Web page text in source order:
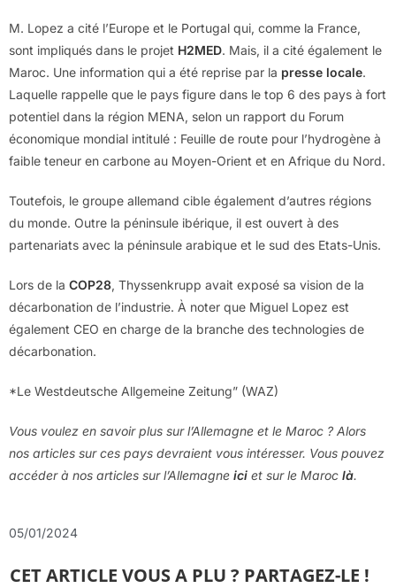
M. Lopez a cité l’Europe et le Portugal qui, comme la France,
sont impliqués dans le projet H2MED. Mais, il a cité également le
Maroc. Une information qui a été reprise par la presse locale.
Laquelle rappelle que le pays figure dans le top 6 des pays à fort
potentiel dans la région MENA, selon un rapport du Forum
économique mondial intitulé : Feuille de route pour l’hydrogène à
faible teneur en carbone au Moyen-Orient et en Afrique du Nord.
Toutefois, le groupe allemand cible également d’autres régions
du monde. Outre la péninsule ibérique, il est ouvert à des
partenariats avec la péninsule arabique et le sud des Etats-Unis.
Lors de la COP28, Thyssenkrupp avait exposé sa vision de la
décarbonation de l’industrie. À noter que Miguel Lopez est
également CEO en charge de la branche des technologies de
décarbonation.
*Le Westdeutsche Allgemeine Zeitung” (WAZ)
Vous voulez en savoir plus sur l’Allemagne et le Maroc ? Alors
nos articles sur ces pays devraient vous intéresser. Vous pouvez
accéder à nos articles sur l’Allemagne ici et sur le Maroc là.
05/01/2024
CET ARTICLE VOUS A PLU ? PARTAGEZ-LE !